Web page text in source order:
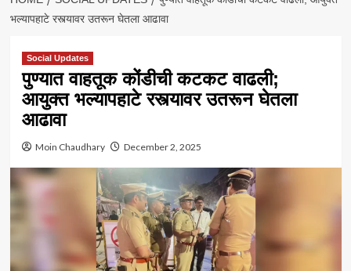
भल्यापहाटे रस्त्यावर उतरून घेतला आढावा
Social Updates
पुण्यात वाहतूक कोंडीची कटकट वाढली;
आयुक्त भल्यापहाटे रस्त्यावर उतरून घेतला
आढावा
Moin Chaudhary December 2, 2025